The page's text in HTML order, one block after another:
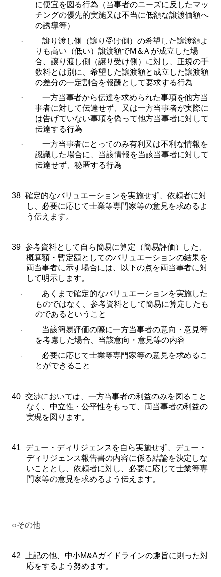
に便宜を図る行為（当事者のニーズに反したマッ
チングの優先的実施又は不当に低額な譲渡価額へ
の誘導等）
·
譲り渡し側（譲り受け側）の希望した譲渡額よ
りも高い（低い）譲渡額でM ＆A が成立した場
合、譲り渡し側（譲り受け側）に対し、正規の手
数料とは別に、希望した譲渡額と成立した譲渡額
の差分の一定割合を報酬として要求する行為
·
一方当事者から伝達を求められた事項を他方当
事者に対して伝達せず、又は一方当事者が実際に
は告げていない事項を偽って他方当事者に対して
伝達する行為
·
一方当事者にとってのみ有利又は不利な情報を
認識した場合に、当該情報を当該当事者に対して
伝達せず、秘匿する行為
38 確定的なバリュエーションを実施せず、依頼者に対
し、必要に応じて士業等専門家等の意見を求めるよ
う伝えます。
39 参考資料として自ら簡易に算定（簡易評価）した、
概算額・暫定額としてのバリュエーションの結果を
両当事者に示す場合には、以下の点を両当事者に対
して明示します。
·
あくまで確定的なバリュエーションを実施した
ものではなく、参考資料として簡易に算定したも
のであるということ
·
当該簡易評価の際に一方当事者の意向・意見等
を考慮した場合、当該意向・意見等の内容
·
必要に応じて士業等専門家等の意見を求めるこ
とができること
40 交渉においては、一方当事者の利益のみを図ること
なく、中立性・公平性をもって、両当事者の利益の
実現を図ります。
41
デュー・ディリジェンスを自ら実施せず、デュー・
ディリジェンス報告書の内容に係る結論を決定しな
いこととし、依頼者に対し、必要に応じて士業等専
門家等の意見を求めるよう伝えます。
○その他
42 上記の他、中小M&Aガイドラインの趣旨に則った対
応をするよう努めます。